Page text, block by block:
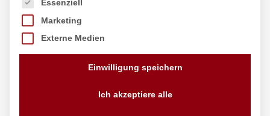
Essenziell
Marketing
Externe Medien
Einwilligung speichern
Ich akzeptiere alle